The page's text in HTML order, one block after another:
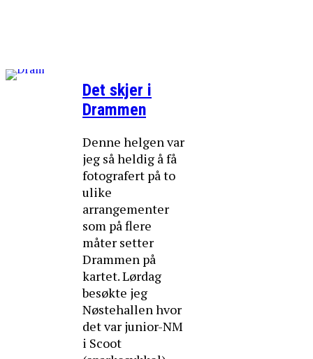
Det skjer i
Drammen
Denne helgen var
jeg så heldig å få
fotografert på to
ulike
arrangementer
som på flere
måter setter
Drammen på
kartet. Lørdag
besøkte jeg
Nøstehallen hvor
det var junior-NM
i Scoot